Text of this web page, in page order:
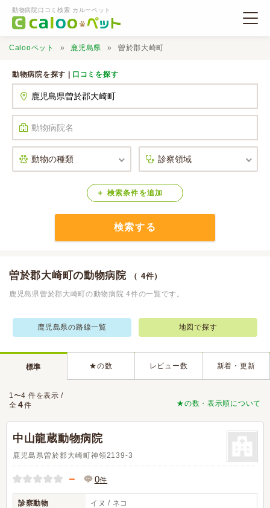
動物病院口コミ検索 カルーペット
口コミ検索
Calooペットとは？
Calooペット 鹿児島県 曽於郡大崎町
動物病院を探す | 口コミを探す
検索条件 を追加
検索する
曽於郡大崎町の動物病院 （ 4件）
鹿児島県曽於郡大崎町の動物病院 4件の一覧です。
鹿児島県の路線一覧 地図で探す
標準 ★の数 レビュー数 新着・更新
★の数・表示順について
1〜4 件を表示 /
全 4件
中山龍蔵動物病院
鹿児島県曽於郡大崎町神領2139-3
－ 0件
診察動物 イヌ / ネコ